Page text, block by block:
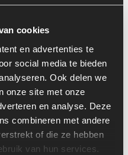
cookies
en advertenties te
social media te bieden
Ook delen we
onze site met onze
en analyse. Deze
combineren met andere
of die ze hebben
van hun services.
4B15D
515F010046
Linde H50 / H80
Nederland